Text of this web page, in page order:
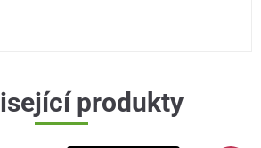
produkty